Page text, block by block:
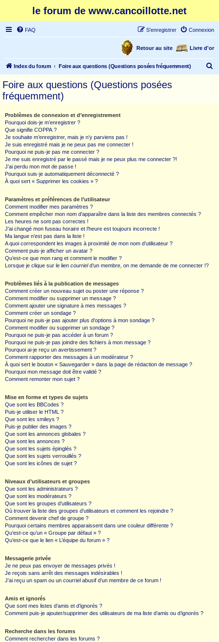
le forum de www.cancoillotte.net
FAQ Connexion
S’enregistrer
Livre d'or
Retour au site
Index du forum Foire aux questions (Questions posées fréquemment)
Foire aux questions (Questions posées
fréquemment)
Problèmes de connexion et d’enregistrement
Pourquoi dois-je m’enregistrer ?
Que signifie COPPA ?
Je souhaite m’enregistrer, mais je n’y parviens pas !
Je suis enregistré mais je ne peux pas me connecter !
Pourquoi ne puis-je pas me connecter ?
Je me suis enregistré par le passé mais je ne peux plus me connecter ?!
J’ai perdu mon mot de passe !
Pourquoi suis-je automatiquement déconnecté ?
À quoi sert « Supprimer les cookies » ?
Paramètres et préférences de l’utilisateur
Comment modifier mes paramètres ?
Comment empêcher mon nom d’apparaître dans la liste des membres connectés ?
Les heures ne sont pas correctes !
J’ai changé mon fuseau horaire et l’heure est toujours incorrecte !
Ma langue n’est pas dans la liste !
A quoi correspondent les images à proximité de mon nom d’utilisateur ?
Comment puis-je afficher un avatar ?
Qu’est-ce que mon rang et comment le modifier ?
Lorsque je clique sur le lien courrield’un membre, on me demande de me connecter !?
Problèmes liés à la publication de messages
Comment créer un nouveau sujet ou poster une réponse ?
Comment modifier ou supprimer un message ?
Comment ajouter une signature à mes messages ?
Comment créer un sondage ?
Pourquoi ne puis-je pas ajouter plus d’options à mon sondage ?
Comment modifier ou supprimer un sondage ?
Pourquoi ne puis-je pas accéder à un forum ?
Pourquoi ne puis-je pas joindre des fichiers à mon message ?
Pourquoi ai-je reçu un avertissement ?
Comment rapporter des messages à un modérateur ?
À quoi sert le bouton « Sauvegarder » dans la page de rédaction de message ?
Pourquoi mon message doit être validé ?
Comment remonter mon sujet ?
Mise en forme et types de sujets
Que sont les BBCodes ?
Puis-je utiliser le HTML ?
Que sont les smileys ?
Puis-je publier des images ?
Que sont les annonces globales ?
Que sont les annonces ?
Que sont les sujets épinglés ?
Que sont les sujets verrouillés ?
Que sont les icônes de sujet ?
Niveaux d’utilisateurs et groupes
Que sont les administrateurs ?
Que sont les modérateurs ?
Que sont les groupes d’utilisateurs ?
Où trouver la liste des groupes d’utilisateurs et comment les rejoindre ?
Comment devenir chef de groupe ?
Pourquoi certains membres apparaissent dans une couleur différente ?
Qu’est-ce qu’un « Groupe par défaut » ?
Qu’est-ce que le lien « L’équipe du forum » ?
Messagerie privée
Je ne peux pas envoyer de messages privés !
Je reçois sans arrêt des messages indésirables !
J’ai reçu un spam ou un courriel abusif d’un membre de ce forum !
Amis et ignorés
Que sont mes listes d’amis et d’ignorés ?
Comment puis-je ajouter/supprimer des utilisateurs de ma liste d’amis ou d’ignorés ?
Recherche dans les forums
Comment rechercher dans les forums ?